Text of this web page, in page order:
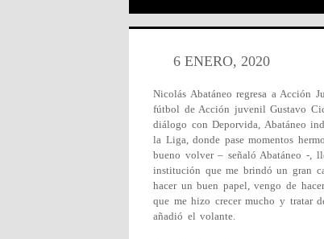
6 ENERO, 2020
Nicolás Abatáneo regresa a Acción
fútbol de Acción juvenil Gustavo
diálogo con Deporvida, Abatáneo
la Liga, donde pase momentos
bueno volver – señaló Abatáneo -,
institución que me brindó un gran
hacer un buen papel, vengo de
que me hizo crecer mucho y tratar
añadió el volante.